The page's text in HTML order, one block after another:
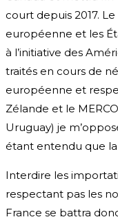
court depuis 2017.
européenne et les
à l’initiative des
traités en cours de
européenne et
Zélande et le
Uruguay) je
étant entendu que la
Interdire les
respectant pas les
France se battra